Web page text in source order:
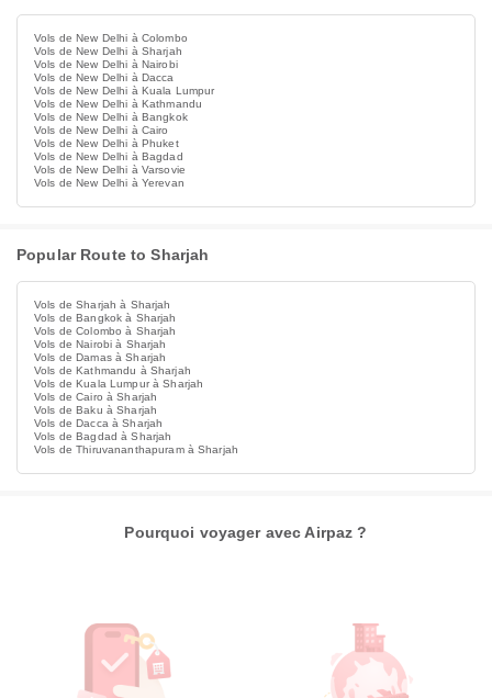
Vols de New Delhi à Colombo
Vols de New Delhi à Sharjah
Vols de New Delhi à Nairobi
Vols de New Delhi à Dacca
Vols de New Delhi à Kuala Lumpur
Vols de New Delhi à Kathmandu
Vols de New Delhi à Bangkok
Vols de New Delhi à Cairo
Vols de New Delhi à Phuket
Vols de New Delhi à Bagdad
Vols de New Delhi à Varsovie
Vols de New Delhi à Yerevan
Popular Route to Sharjah
Vols de Sharjah à Sharjah
Vols de Bangkok à Sharjah
Vols de Colombo à Sharjah
Vols de Nairobi à Sharjah
Vols de Damas à Sharjah
Vols de Kathmandu à Sharjah
Vols de Kuala Lumpur à Sharjah
Vols de Cairo à Sharjah
Vols de Baku à Sharjah
Vols de Dacca à Sharjah
Vols de Bagdad à Sharjah
Vols de Thiruvananthapuram à Sharjah
Pourquoi voyager avec Airpaz ?